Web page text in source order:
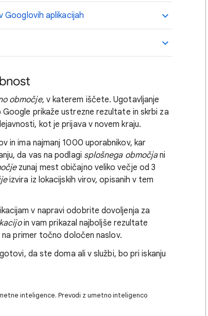
Googlovih aplikacijah
območje, v katerem iščete. Ugotavljanje
prikaže ustrezne rezultate in skrbi za
kot je prijava v novem kraju.
in ima najmanj 1000 uporabnikov, kar
da vas na podlagi splošnega območjani
zunaj mest običajno veliko večje od 3
izvira iz lokacijskih virov, opisanih v tem
v napravi odobrite dovoljenja za
in vam prikazal najboljše rezultate
primer točno določen naslov.
da ste doma ali v službi, bo pri iskanju
inteligence. Prevodi z umetno inteligenco